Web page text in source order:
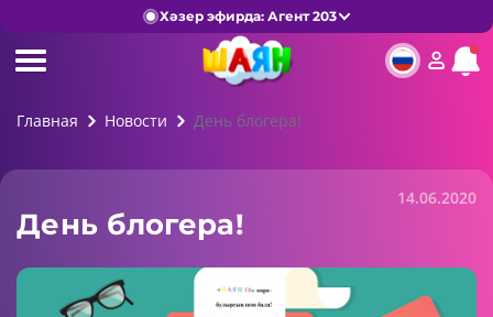
Хәзер эфирда: Агент 203
Главная Новости День блогера!
14.06.2020
День блогера!